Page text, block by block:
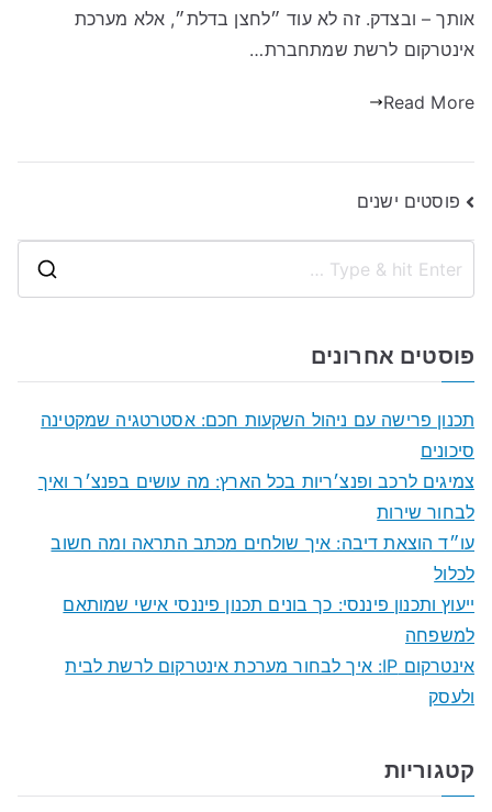
אותך – ובצדק. זה לא עוד ״לחצן בדלת״, אלא מערכת
אינטרקום לרשת שמתחברת…
Read More
ניווט
פוסטים ישנים
פוסטים אחרונים
תכנון פרישה עם ניהול השקעות חכם: אסטרטגיה שמקטינה
סיכונים
צמיגים לרכב ופנצ׳ריות בכל הארץ: מה עושים בפנצ׳ר ואיך
לבחור שירות
עו״ד הוצאת דיבה: איך שולחים מכתב התראה ומה חשוב
לכלול
ייעוץ ותכנון פיננסי: כך בונים תכנון פיננסי אישי שמותאם
למשפחה
אינטרקום IP: איך לבחור מערכת אינטרקום לרשת לבית
ולעסק
קטגוריות